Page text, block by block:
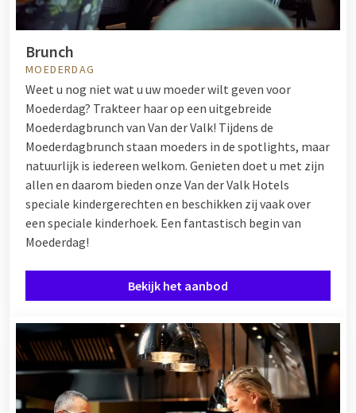
Brunch
MOEDERDAG
Weet u nog niet wat u uw moeder wilt geven voor
Moederdag? Trakteer haar op een uitgebreide
Moederdagbrunch van Van der Valk! Tijdens de
Moederdagbrunch staan moeders in de spotlights, maar
natuurlijk is iedereen welkom. Genieten doet u met zijn
allen en daarom bieden onze Van der Valk Hotels
speciale kindergerechten en beschikken zij vaak over
een speciale kinderhoek. Een fantastisch begin van
Moederdag!
Bekijk het aanbod